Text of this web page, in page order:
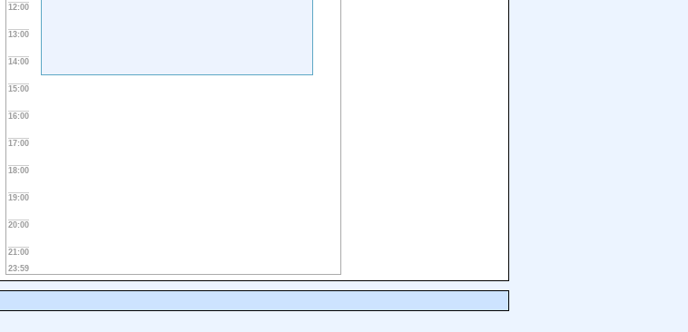
12:00
13:00
14:00
15:00
16:00
17:00
18:00
19:00
20:00
21:00
23:59